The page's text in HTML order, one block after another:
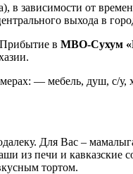
в зависимости от
выхода в
Прибытие в МВО-Сухум
— мебель, душ, с/
Для Вас –
из печи и кавказские
тортом.